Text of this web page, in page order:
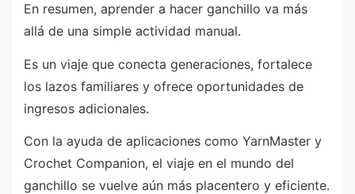
En resumen, aprender a hacer ganchillo va más
allá de una simple actividad manual.
Es un viaje que conecta generaciones, fortalece
los lazos familiares y ofrece oportunidades de
ingresos adicionales.
Con la ayuda de aplicaciones como YarnMaster y
Crochet Companion, el viaje en el mundo del
ganchillo se vuelve aún más placentero y eficiente.